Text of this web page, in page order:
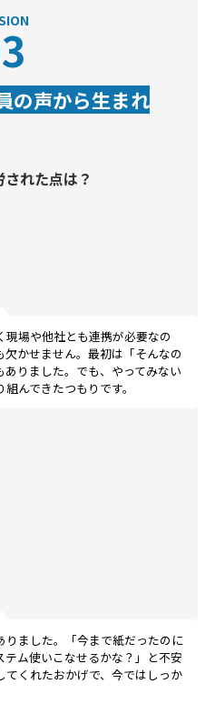
の声から生まれ
れた点は？
場や他社とも連携が必要なの
かせません。最初は「そんなの
りました。でも、やってみない
んできたつもりです。
ました。「今まで紙だったのに
ム使いこなせるかな？」と不安
くれたおかげで、今ではしっか